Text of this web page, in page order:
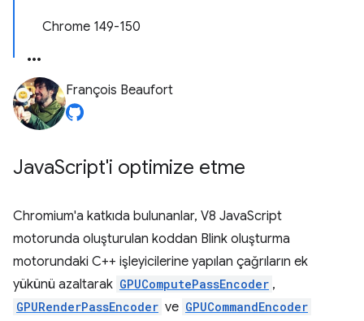
Chrome 149-150
François Beaufort
JavaScript'i optimize etme
Chromium'a katkıda bulunanlar, V8 JavaScript
motorunda oluşturulan koddan Blink oluşturma
motorundaki C++ işleyicilerine yapılan çağrıların ek
yükünü azaltarak GPUComputePassEncoder ,
GPURenderPassEncoder ve GPUCommandEncoder